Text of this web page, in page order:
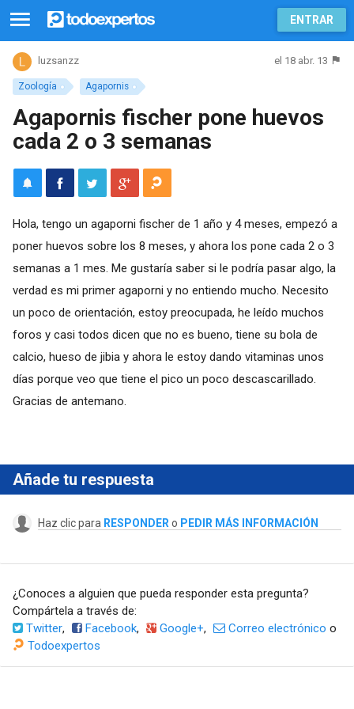
ENTRAR
Zoología Agapornis
luzsanzz el 18 abr. 13
Agapornis fischer pone huevos
cada 2 o 3 semanas
Hola, tengo un agaporni fischer de 1 año y 4 meses, empezó a
poner huevos sobre los 8 meses, y ahora los pone cada 2 o 3
semanas a 1 mes. Me gustaría saber si le podría pasar algo, la
verdad es mi primer agaporni y no entiendo mucho. Necesito
un poco de orientación, estoy preocupada, he leído muchos
foros y casi todos dicen que no es bueno, tiene su bola de
calcio, hueso de jibia y ahora le estoy dando vitaminas unos
días porque veo que tiene el pico un poco descascarillado.
Gracias de antemano.
Añade tu respuesta
Haz clic para RESPONDER o PEDIR MÁS INFORMACIÓN
¿Conoces a alguien que pueda responder esta pregunta?
Compártela a través de:
Twitter, Facebook, Google+, Correo electrónico o
Todoexpertos